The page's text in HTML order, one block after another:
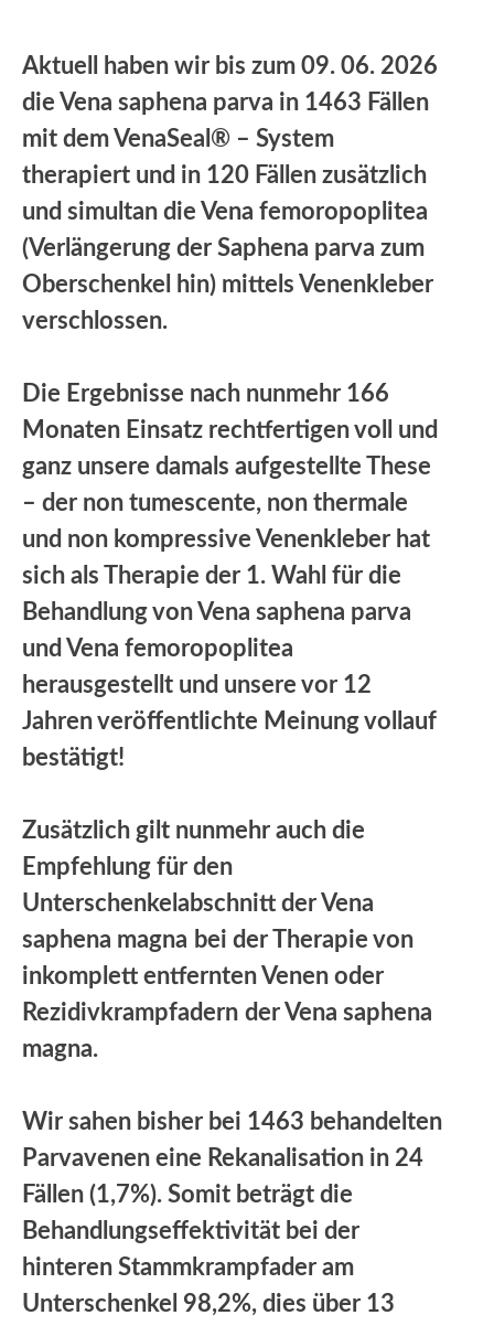
Aktuell haben wir bis zum 09. 06. 2026
die Vena saphena parva in 1463 Fällen
mit dem VenaSeal® – System
therapiert und in 120 Fällen zusätzlich
und simultan die Vena femoropoplitea
(Verlängerung der Saphena parva zum
Oberschenkel hin) mittels Venenkleber
verschlossen.
Die Ergebnisse nach nunmehr 166
Monaten Einsatz rechtfertigen voll und
ganz unsere damals aufgestellte These
– der non tumescente, non thermale
und non kompressive Venenkleber hat
sich als Therapie der 1. Wahl für die
Behandlung von Vena saphena parva
und Vena femoropoplitea
herausgestellt und unsere vor 12
Jahren veröffentlichte Meinung vollauf
bestätigt!
Zusätzlich gilt nunmehr auch die
Empfehlung für den
Unterschenkelabschnitt der Vena
saphena magna bei der Therapie von
inkomplett entfernten Venen oder
Rezidivkrampfadern der Vena saphena
magna.
Wir sahen bisher bei 1463 behandelten
Parvavenen eine Rekanalisation in 24
Fällen (1,7%). Somit beträgt die
Behandlungseffektivität bei der
hinteren Stammkrampfader am
Unterschenkel 98,2%, dies über 13